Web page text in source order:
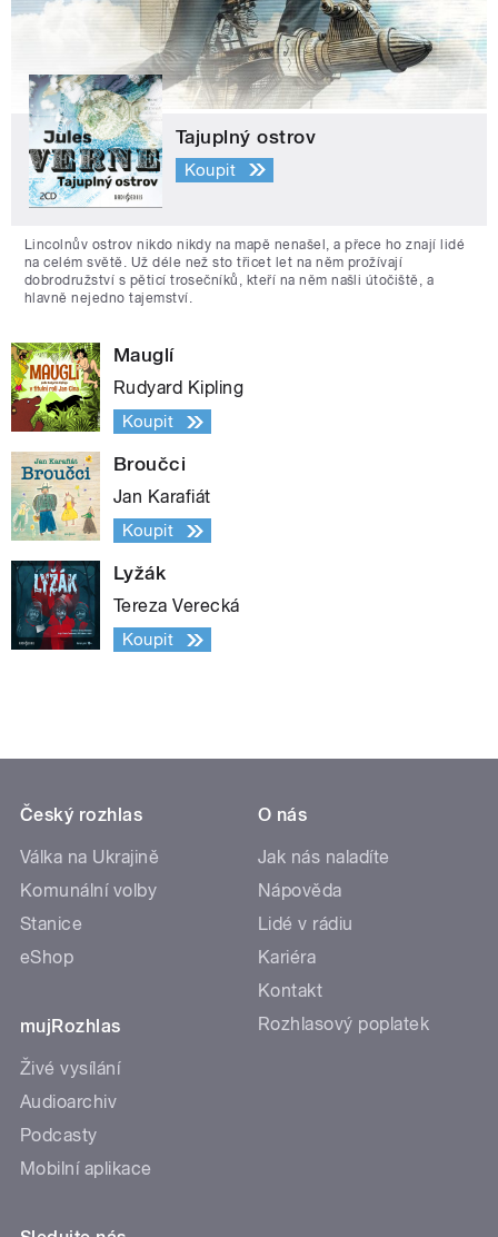
Tajuplný ostrov
Koupit
Lincolnův ostrov nikdo nikdy na mapě nenašel, a přece ho znají lidé
na celém světě. Už déle než sto třicet let na něm prožívají
dobrodružství s pěticí trosečníků, kteří na něm našli útočiště, a
hlavně nejedno tajemství.
Mauglí
Rudyard Kipling
Koupit
Broučci
Jan Karafiát
Koupit
Lyžák
Tereza Verecká
Koupit
Český rozhlas
Válka na Ukrajině
Komunální volby
Stanice
eShop
mujRozhlas
Živé vysílání
Audioarchiv
Podcasty
Mobilní aplikace
O nás
Jak nás naladíte
Nápověda
Lidé v rádiu
Kariéra
Kontakt
Rozhlasový poplatek